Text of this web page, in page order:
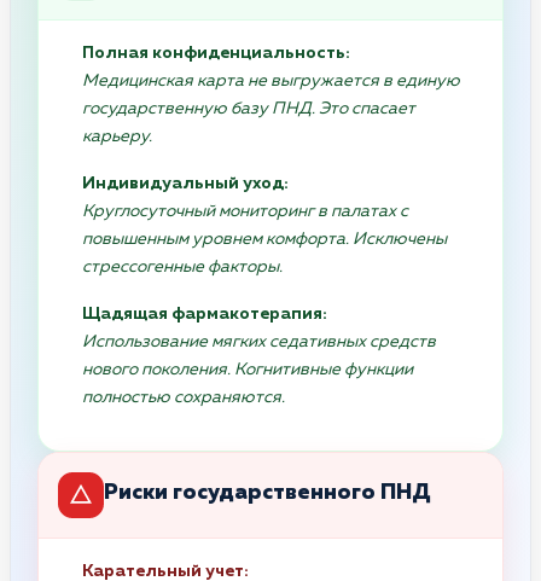
Полная конфиденциальность:
Медицинская карта не выгружается в единую
государственную базу ПНД. Это спасает
карьеру.
Индивидуальный уход:
Круглосуточный мониторинг в палатах с
повышенным уровнем комфорта. Исключены
стрессогенные факторы.
Щадящая фармакотерапия:
Использование мягких седативных средств
нового поколения. Когнитивные функции
полностью сохраняются.
Риски государственного ПНД
Карательный учет: